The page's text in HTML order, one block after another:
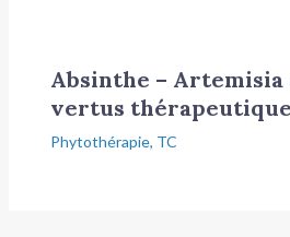
Absinthe –
vertus
Phytothérapie, TC